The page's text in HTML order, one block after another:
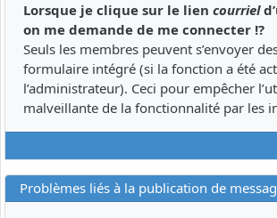
Lorsque je clique sur le lien courriel
on me demande de me connecter !?
Seuls les membres peuvent s’envoyer
formulaire intégré (si la fonction a été
l’administrateur). Ceci pour empêcher
malveillante de la fonctionnalité par les
Problèmes liés à la publication de